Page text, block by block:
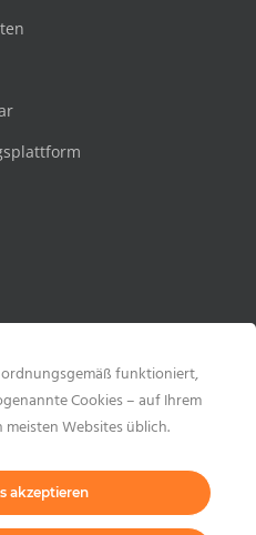
funktioniert,
Cookies – auf Ihrem
meisten Websites üblich.
akzeptieren